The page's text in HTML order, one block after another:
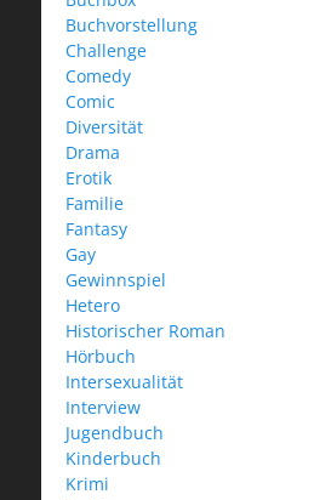
Buchvorstellung
Challenge
Comedy
Comic
Diversität
Drama
Erotik
Familie
Fantasy
Gay
Gewinnspiel
Hetero
Historischer Roman
Hörbuch
Intersexualität
Interview
Jugendbuch
Kinderbuch
Krimi